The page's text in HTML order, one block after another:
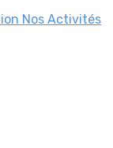
Nos Activités